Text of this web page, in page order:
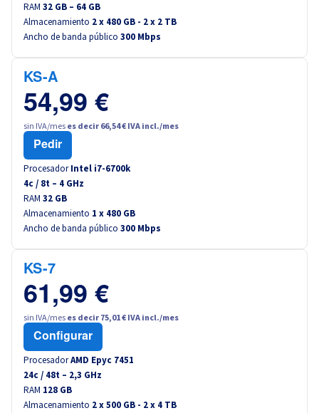
India
World
RAM 32 GB – 64 GB
Almacenamiento 2 x 480 GB - 2 x 2 TB
Ancho de banda público 300 Mbps
KS-A
54,99 €
sin IVA/mes es decir 66,54 € IVA incl./mes
Pedir
Procesador Intel i7-6700k
4c / 8t – 4 GHz
RAM 32 GB
Almacenamiento 1 x 480 GB
Ancho de banda público 300 Mbps
KS-7
61,99 €
sin IVA/mes es decir 75,01 € IVA incl./mes
Configurar
ProcesadorAMD Epyc 7451
24c / 48t – 2,3 GHz
RAM 128 GB
Almacenamiento 2 x 500 GB - 2 x 4 TB